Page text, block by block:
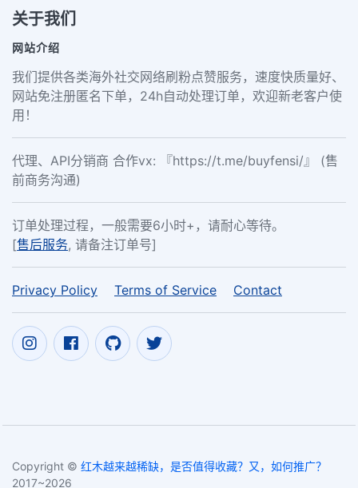
关于我们
网站介绍
我们提供各类海外社交网络刷粉点赞服务，速度快质量好、
网站免注册匿名下单，24h自动处理订单，欢迎新老客户使
用！
代理、API分销商 合作vx: 『https://t.me/buyfensi/』 (售
前商务沟通)
订单处理过程，一般需要6小时+，请耐心等待。
[售后服务, 请备注订单号]
Privacy Policy Terms of Service Contact
Copyright © 红木越来越稀缺，是否值得收藏？又，如何推广？
2017~2026